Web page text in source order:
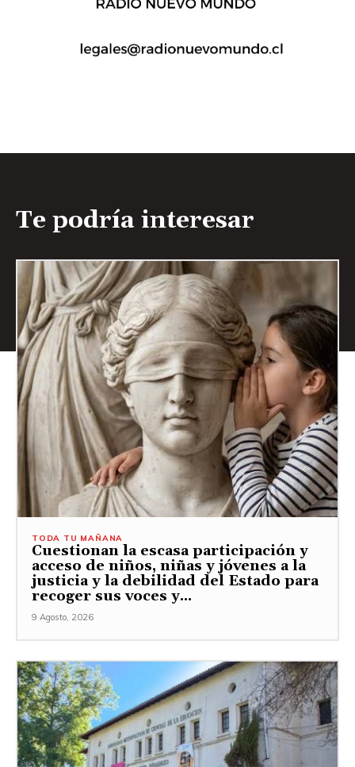
Te podría interesar
TODA TU MAÑANA
Cuestionan la escasa participación y
acceso de niños, niñas y jóvenes a la
justicia y la debilidad del Estado para
recoger sus voces y...
9 Agosto, 2026